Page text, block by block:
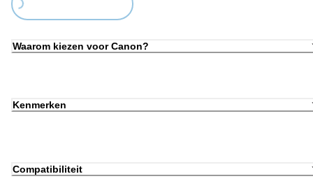
Waarom kiezen voor Canon?
Kenmerken
Compatibiliteit